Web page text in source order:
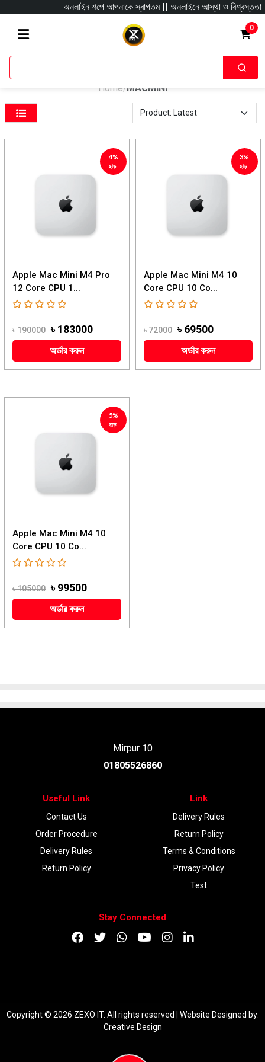
অনলাইন শপে আপনাকে স্বাগতম || অনলাইনে আস্থা ও বিশ্বস্ততার সাথে
0
Home/ MACMINI
4%
ছাড়
Apple Mac Mini M4 Pro
12 Core CPU 1...
৳ 190000 ৳ 183000
অর্ডার করুন
3%
ছাড়
Apple Mac Mini M4 10
Core CPU 10 Co...
৳ 72000 ৳ 69500
অর্ডার করুন
5%
ছাড়
Apple Mac Mini M4 10
Core CPU 10 Co...
৳ 105000 ৳ 99500
অর্ডার করুন
Mirpur 10
01805526860
Useful Link
Contact Us
Order Procedure
Delivery Rules
Return Policy
Link
Delivery Rules
Return Policy
Terms & Conditions
Privacy Policy
Test
Stay Connected
Copyright © 2026 ZEXO IT. All rights reserved
Website Designed by:
Creative Design